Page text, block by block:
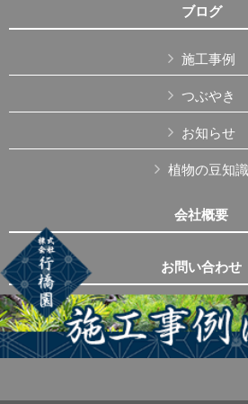
ブログ
施工事例
つぶやき
お知らせ
植物の豆知識
会社概要
お問い合わせ
Copyright © 株式会社行橋園 All